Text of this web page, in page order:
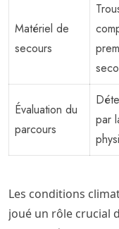
Matériel de
secours
Évaluation du
parcours
par
Les conditions
joué un rôle crucial